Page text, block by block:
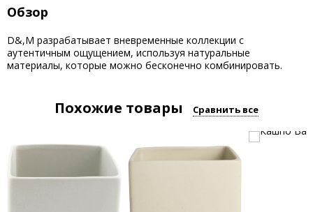
Обзор
D&,M разрабатывает вневременные коллекции с
аутентичным ощущением, используя натуральные
материалы, которые можно бесконечно комбинировать.
Похожие товары Сравнить все